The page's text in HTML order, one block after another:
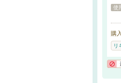
使
購
リ